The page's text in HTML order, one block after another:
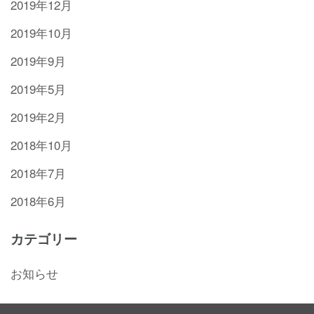
2019年12月
2019年10月
2019年9月
2019年5月
2019年2月
2018年10月
2018年7月
2018年6月
カテゴリー
お知らせ